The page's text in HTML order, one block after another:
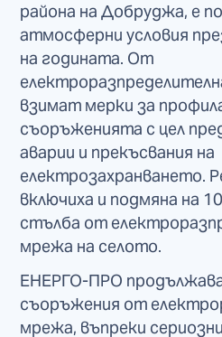
района на Добруджа, е
атмосферни условия
на годината. От
взимат мерки за
съоръженията с цел
аварии и прекъсвания на
електрозахранването.
включиха и подмяна на
стълба от
мрежа на селото.
ЕНЕРГО-ПРО
съоръжения от
мрежа, въпреки